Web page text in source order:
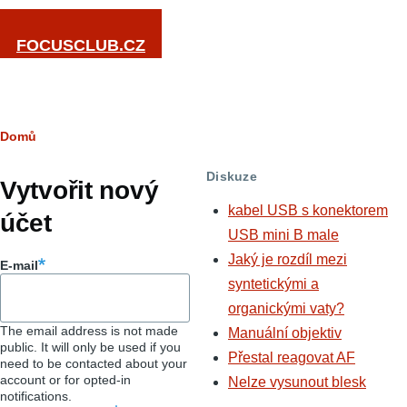
Přejít k hlavnímu obsahu
FOCUSCLUB.CZ
Hlavní
záložky
Drobečková
navigace
Domů
Vytvořit nový
účet
E-mail
The email address is not made
public. It will only be used if you
need to be contacted about your
account or for opted-in
notifications.
Diskuze
kabel USB s konektorem
USB mini B male
Jaký je rozdíl mezi
syntetickými a
organickými vaty?
Manuální objektiv
Přestal reagovat AF
Nelze vysunout blesk